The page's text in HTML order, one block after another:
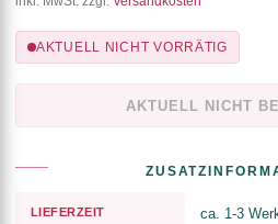
AKTUELL NICHT VORRÄTIG
AKTUELL NICHT
LIEFERZEIT ca. 1-3